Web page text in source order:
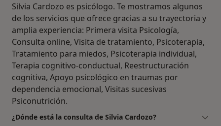
Silvia Cardozo es psicólogo. Te mostramos algunos
de los servicios que ofrece gracias a su trayectoria y
amplia experiencia: Primera visita Psicología,
Consulta online, Visita de tratamiento, Psicoterapia,
Tratamiento para miedos, Psicoterapia individual,
Terapia cognitivo-conductual, Reestructuración
cognitiva, Apoyo psicológico en traumas por
dependencia emocional, Visitas sucesivas
Psiconutrición.
¿Dónde está la consulta de Silvia Cardozo?